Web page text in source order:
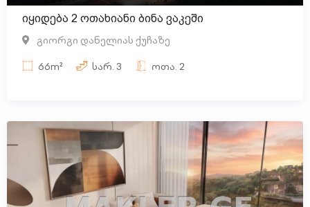
იყიდება 2 ოთახიანი ბინა ვაკეში
გიორგი დანელიას ქუჩაზე
66m²
სარ. 3 ოთა. 2